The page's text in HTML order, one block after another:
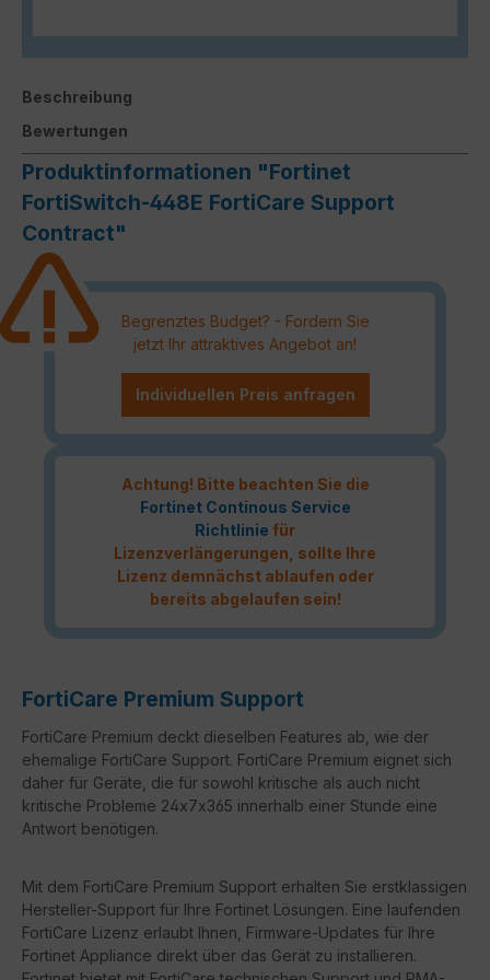
Beschreibung
Bewertungen
Produktinformationen "Fortinet
FortiSwitch-448E FortiCare Support
Contract"
Begrenztes Budget? - Fordern Sie
jetzt Ihr attraktives Angebot an!
Individuellen Preis anfragen
Achtung! Bitte beachten Sie die
Fortinet Continous Service
Richtlinie für
Lizenzverlängerungen, sollte Ihre
Lizenz demnächst ablaufen oder
bereits abgelaufen sein!
FortiCare Premium Support
FortiCare Premium deckt dieselben Features ab, wie der
ehemalige FortiCare Support. FortiCare Premium eignet sich
daher für Geräte, die für sowohl kritische als auch nicht
kritische Probleme 24x7x365 innerhalb einer Stunde eine
Antwort benötigen.
Mit dem FortiCare Premium Support erhalten Sie erstklassigen
Hersteller-Support für Ihre Fortinet Lösungen. Eine laufenden
FortiCare Lizenz erlaubt Ihnen, Firmware-Updates für Ihre
Fortinet Appliance direkt über das Gerät zu installieren.